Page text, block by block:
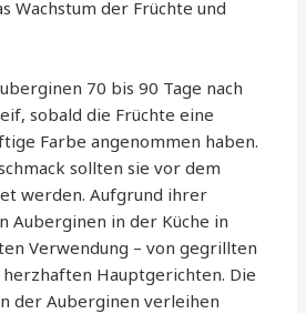
Wachstum der Früchte und
70 bis 90 Tage nach
sobald die Früchte eine
Farbe angenommen haben.
sollten sie vor dem
werden. Aufgrund ihrer
Auberginen in der Küche in
Verwendung – von gegrillten
herzhaften Hauptgerichten. Die
der Auberginen verleihen